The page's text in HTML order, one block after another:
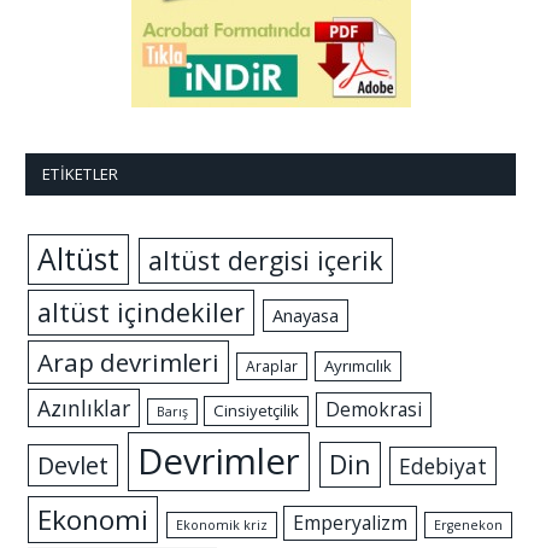
ETIKETLER
Altüst
altüst dergisi içerik
altüst içindekiler
Anayasa
Arap devrimleri Araplar Ayrımcılık
Azınlıklar Barış Cinsiyetçilik Demokrasi
Devlet Devrimler Din Edebiyat
Ekonomi Ekonomik kriz Emperyalizm Ergenekon